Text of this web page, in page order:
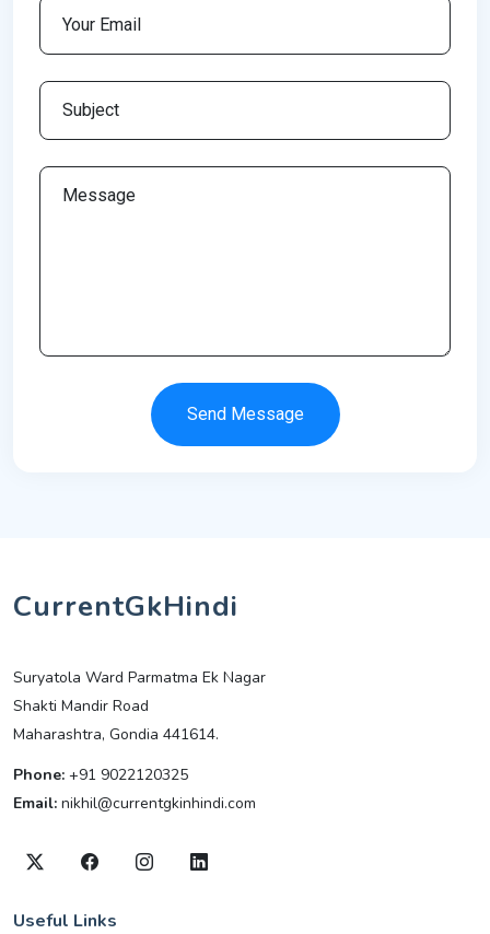
Send Message
CurrentGkHindi
Suryatola Ward Parmatma Ek Nagar
Shakti Mandir Road
Maharashtra, Gondia 441614.
Phone: +91 9022120325
Email: nikhil@currentgkinhindi.com
Useful Links